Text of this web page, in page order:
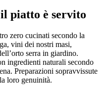
piatto è servito
zero cucinati secondo la
vini dei nostri masi,
serra in giardino.
ingredienti naturali secondo
Preparazioni sopravvissute
loro genuinità.